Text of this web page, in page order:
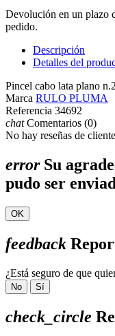
Devolución en un plazo
pedido.
Descripción
Detalles del
Pincel cabo lata plano
Marca RULO PLUMA
Referencia 34692
chatComentarios (0)
No hay reseñas de
errorSu
pudo ser
OK
feedback
¿Está seguro de que
No Sí
check_circle